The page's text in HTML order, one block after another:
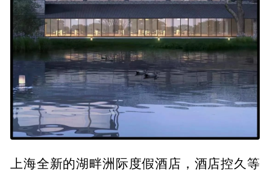
上海全新的湖畔洲际度假酒店，酒店控久等